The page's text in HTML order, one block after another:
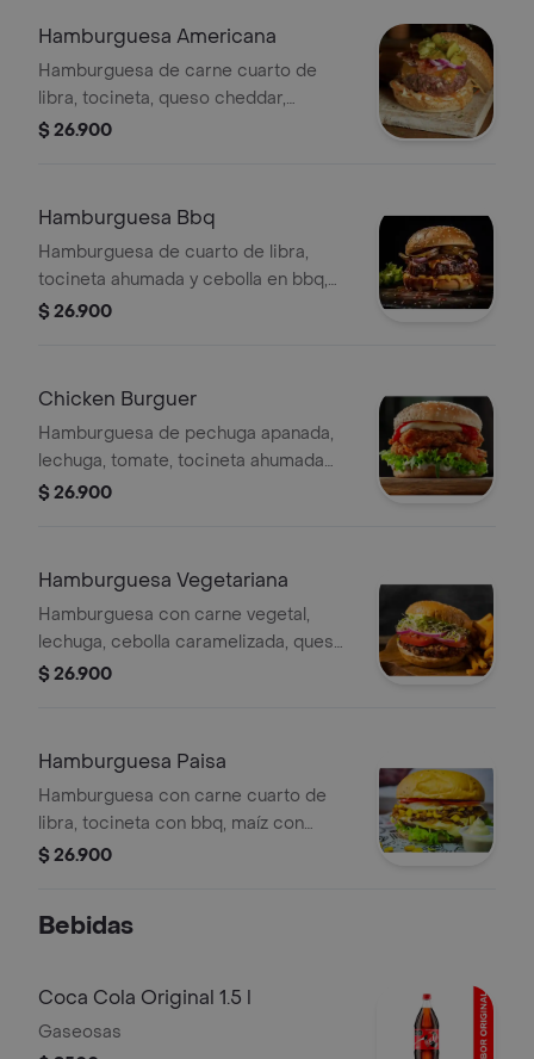
Hamburguesa Americana
Hamburguesa de carne cuarto de
libra, tocineta, queso cheddar,
pepinillos, salsa de la casa, papas a la
$ 26.900
Hamburguesa Bbq
Hamburguesa de cuarto de libra,
tocineta ahumada y cebolla en bbq,
pepinillos, queso cheddar, salsa de la
$ 26.900
Chicken Burguer
Hamburguesa de pechuga apanada,
lechuga, tomate, tocineta ahumada
con bbq, salsa de la casa, papas a la
$ 26.900
Hamburguesa Vegetariana
Hamburguesa con carne vegetal,
lechuga, cebolla caramelizada, queso
cheedar, champiñones, guacamole,
$ 26.900
Hamburguesa Paisa
Hamburguesa con carne cuarto de
libra, tocineta con bbq, maíz con
queso gratinado, chorizo , salsas de la
$ 26.900
Bebidas
Coca Cola Original 1.5 l
Gaseosas